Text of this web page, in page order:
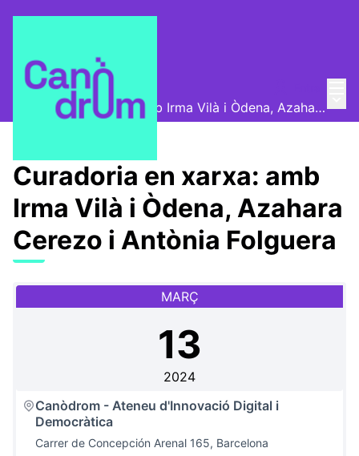
Canòdrom Obert
Curadoria en xarxa: amb Irma Vilà i Òdena, Azahara Cerezo i Antònia Folguera
Curadoria en xarxa: amb
Irma Vilà i Òdena, Azahara
Cerezo i Antònia Folguera
MARÇ
13
2024
Canòdrom - Ateneu d'Innovació Digital i
Democràtica
Carrer de Concepción Arenal 165, Barcelona